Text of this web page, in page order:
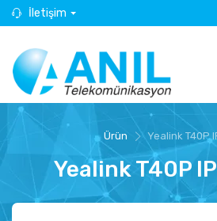
İletişim
Ürün Yealink T40P
Yealink T40P